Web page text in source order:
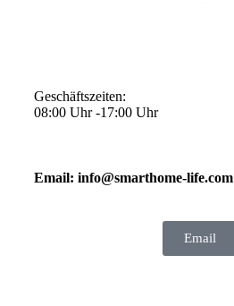
Geschäftszeiten:
08:00 Uhr -17:00 Uhr
Email: info@smarthome-life.com
Email